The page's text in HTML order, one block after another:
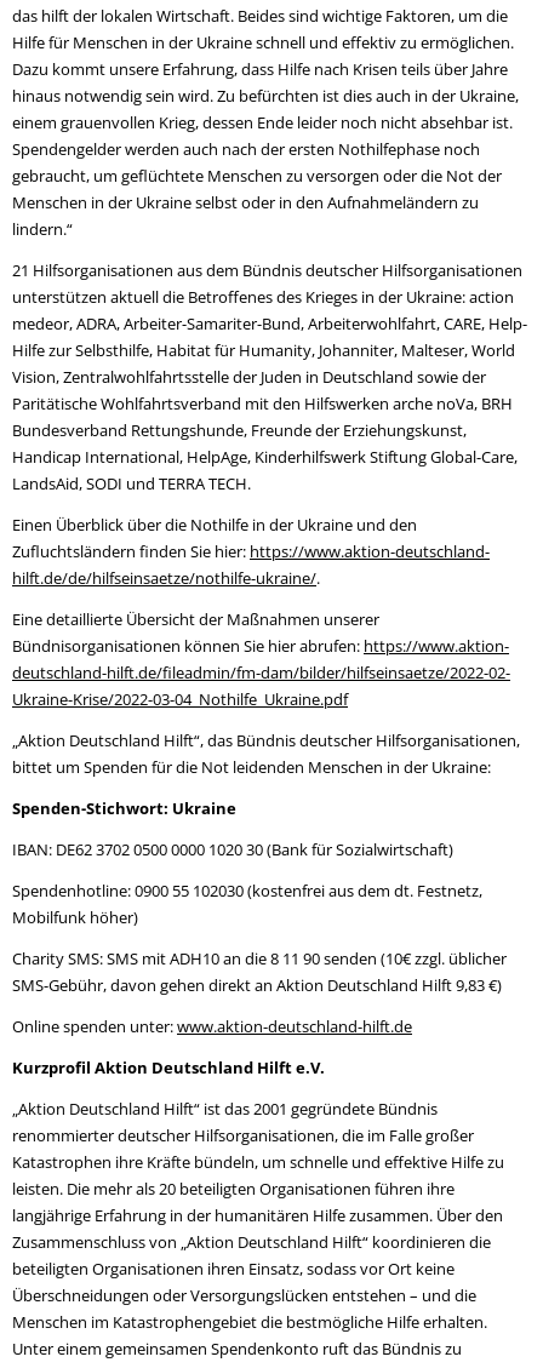
das hilft der lokalen Wirtschaft. Beides sind wichtige Faktoren, um die
Hilfe für Menschen in der Ukraine schnell und effektiv zu ermöglichen.
Dazu kommt unsere Erfahrung, dass Hilfe nach Krisen teils über Jahre
hinaus notwendig sein wird. Zu befürchten ist dies auch in der Ukraine,
einem grauenvollen Krieg, dessen Ende leider noch nicht absehbar ist.
Spendengelder werden auch nach der ersten Nothilfephase noch
gebraucht, um geflüchtete Menschen zu versorgen oder die Not der
Menschen in der Ukraine selbst oder in den Aufnahmeländern zu
lindern.“
21 Hilfsorganisationen aus dem Bündnis deutscher Hilfsorganisationen
unterstützen aktuell die Betroffenes des Krieges in der Ukraine: action
medeor, ADRA, Arbeiter-Samariter-Bund, Arbeiterwohlfahrt, CARE, Help-
Hilfe zur Selbsthilfe, Habitat für Humanity, Johanniter, Malteser, World
Vision, Zentralwohlfahrtsstelle der Juden in Deutschland sowie der
Paritätische Wohlfahrtsverband mit den Hilfswerken arche noVa, BRH
Bundesverband Rettungshunde, Freunde der Erziehungskunst,
Handicap International, HelpAge, Kinderhilfswerk Stiftung Global-Care,
LandsAid, SODI und TERRA TECH.
Einen Überblick über die Nothilfe in der Ukraine und den
Zufluchtsländern finden Sie hier: https://www.aktion-deutschland-
hilft.de/de/hilfseinsaetze/nothilfe-ukraine/.
Eine detaillierte Übersicht der Maßnahmen unserer
Bündnisorganisationen können Sie hier abrufen: https://www.aktion-
deutschland-hilft.de/fileadmin/fm-dam/bilder/hilfseinsaetze/2022-02-
Ukraine-Krise/2022-03-04_Nothilfe_Ukraine.pdf
„Aktion Deutschland Hilft“, das Bündnis deutscher Hilfsorganisationen,
bittet um Spenden für die Not leidenden Menschen in der Ukraine:
Spenden-Stichwort: Ukraine
IBAN: DE62 3702 0500 0000 1020 30 (Bank für Sozialwirtschaft)
Spendenhotline: 0900 55 102030 (kostenfrei aus dem dt. Festnetz,
Mobilfunk höher)
Charity SMS: SMS mit ADH10 an die 8 11 90 senden (10€ zzgl. üblicher
SMS-Gebühr, davon gehen direkt an Aktion Deutschland Hilft 9,83 €)
Online spenden unter:www.aktion-deutschland-hilft.de
Kurzprofil Aktion Deutschland Hilft e.V.
„Aktion Deutschland Hilft“ ist das 2001 gegründete Bündnis
renommierter deutscher Hilfsorganisationen, die im Falle großer
Katastrophen ihre Kräfte bündeln, um schnelle und effektive Hilfe zu
leisten. Die mehr als 20 beteiligten Organisationen führen ihre
langjährige Erfahrung in der humanitären Hilfe zusammen. Über den
Zusammenschluss von „Aktion Deutschland Hilft“ koordinieren die
beteiligten Organisationen ihren Einsatz, sodass vor Ort keine
Überschneidungen oder Versorgungslücken entstehen – und die
Menschen im Katastrophengebiet die bestmögliche Hilfe erhalten.
Unter einem gemeinsamen Spendenkonto ruft das Bündnis zu